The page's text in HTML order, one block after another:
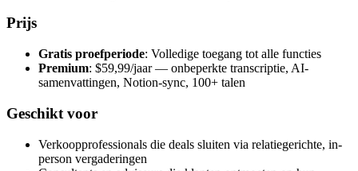
Prijs
Gratis proefperiode: Volledige toegang tot alle functies
Premium: $59,99/jaar — onbeperkte transcriptie, AI-
samenvattingen, Notion-sync, 100+ talen
Geschikt voor
Verkoopprofessionals die deals sluiten via relatiegerichte, in-
person vergaderingen